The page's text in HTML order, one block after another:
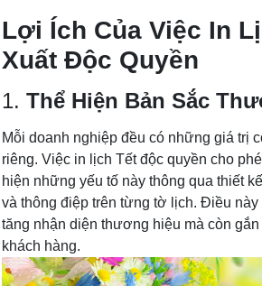
Lợi Ích Của Việc In
Xuất Độc Quyền
1. Thể Hiện Bản Sắc
Mỗi doanh nghiệp đều có những giá trị
riêng. Việc in lịch Tết độc quyền cho
hiện những yếu tố này thông qua thiết
và thông điệp trên từng tờ lịch. Điều này
tăng nhận diện thương hiệu mà còn
khách hàng.